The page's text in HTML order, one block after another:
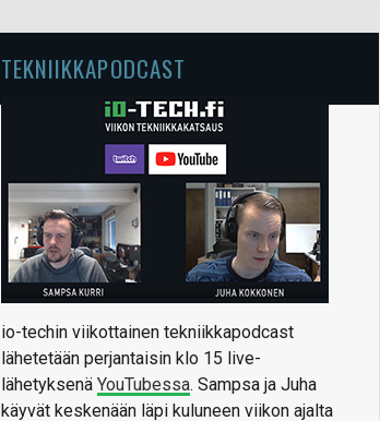
TEKNIIKKAPODCAST
io-techin viikottainen tekniikkapodcast
lähetetään perjantaisin klo 15 live-
lähetyksenä YouTubessa. Sampsa ja Juha
käyvät keskenään läpi kuluneen viikon ajalta